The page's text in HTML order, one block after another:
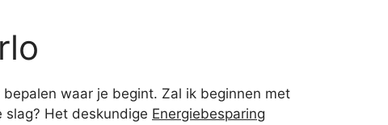
waar je begint. Zal ik beginnen met
Het deskundige Energiebesparing